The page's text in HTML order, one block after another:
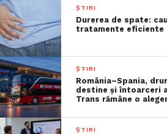
ȘTIRI
Durerea de spate:
tratamente eficiente
ȘTIRI
România–Spania,
destine și întoarceri
Trans rămâne o
ȘTIRI